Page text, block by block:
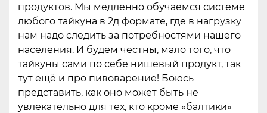
продуктов. Мы медленно обучаемся системе
любого тайкуна в 2д формате, где в нагрузку
нам надо следить за потребностями нашего
населения. И будем честны, мало того, что
тайкуны сами по себе нишевый продукт, так
тут ещё и про пивоварение! Боюсь
представить, как оно может быть не
увлекательно для тех, кто кроме «балтики»